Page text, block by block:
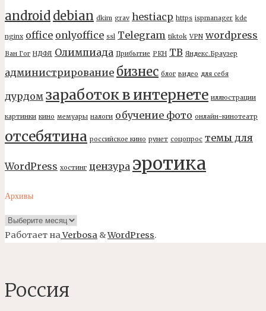
android debian dkim grav hestiacp https ispmanager kde
nginx office onlyoffice ssl Telegram tiktok VPN wordpress
Ван Гог НДФЛ Олимпиада Прибытие РКН ТВ Яндекс.Браузер
администрирование бизнес блог видео для себя
дурдом заработок в интернете иллюстрации
картинки кино мемуары налоги обучение фото онлайн-кинотеатр
отсебятина российское кино рунет соцопрос темы для
WordPress хостинг цензура эротика
Архивы
Архивы
Работает наVerbosa &WordPress.
Россия